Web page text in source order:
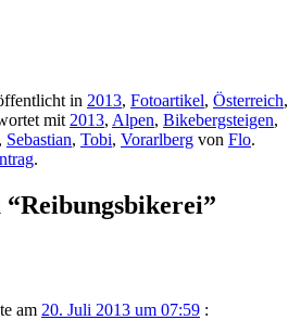
in 2013, Fotoartikel, Österreich,
mit 2013, Alpen, Bikebergsteigen,
, Sebastian, Tobi, Vorarlberg von Flo.
.
“Reibungsbikerei”
am 20. Juli 2013 um 07:59 :